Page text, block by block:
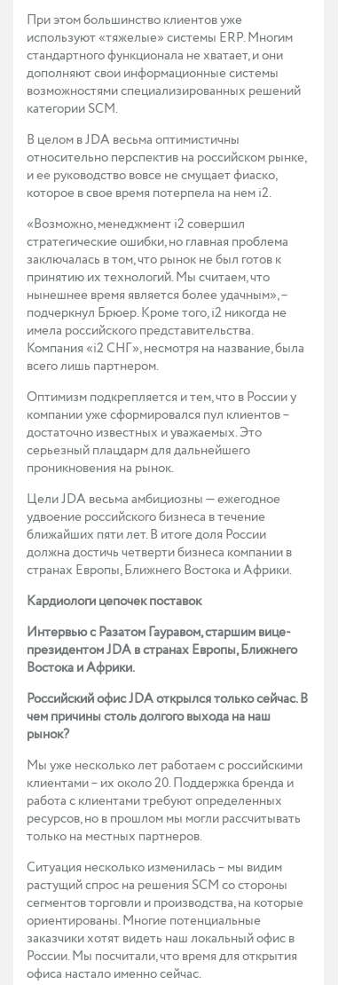
При этом большинство клиентов уже
используют «тяжелые» системы ERP. Многим
стандартного функционала не хватает, и они
дополняют свои информационные системы
возможностями специализированных решений
категории SCM.
В целом в JDA весьма оптимистичны
относительно перспектив на российском рынке,
и ее руководство вовсе не смущает фиаско,
которое в свое время потерпела на нем i2.
«Возможно, менеджмент i2 совершил
стратегические ошибки, но главная проблема
заключалась в том, что рынок не был готов к
принятию их технологий. Мы считаем, что
нынешнее время является более удачным», –
подчеркнул Брюер. Кроме того, i2 никогда не
имела российского представительства.
Компания «i2 СНГ», несмотря на название, была
всего лишь партнером.
Оптимизм подкрепляется и тем, что в России у
компании уже сформировался пул клиентов –
достаточно известных и уважаемых. Это
серьезный плацдарм для дальнейшего
проникновения на рынок.
Цели JDA весьма амбициозны — ежегодное
удвоение российского бизнеса в течение
ближайших пяти лет. В итоге доля России
должна достичь четверти бизнеса компании в
странах Европы, Ближнего Востока и Африки.
Кардиологи цепочек поставок
Интервью с Разатом Гауравом, старшим вице-
президентом JDA в странах Европы, Ближнего
Востока и Африки.
Российский офис JDA открылся только сейчас. В
чем причины столь долгого выхода на наш
рынок?
Мы уже несколько лет работаем с российскими
клиентами – их около 20. Поддержка бренда и
работа с клиентами требуют определенных
ресурсов, но в прошлом мы могли рассчитывать
только на местных партнеров.
Ситуация несколько изменилась – мы видим
растущий спрос на решения SCM со стороны
сегментов торговли и производства, на которые
ориентированы. Многие потенциальные
заказчики хотят видеть наш локальный офис в
России. Мы посчитали, что время для открытия
офиса настало именно сейчас.